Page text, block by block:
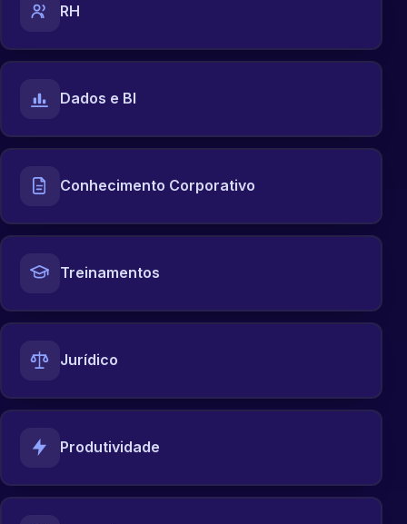
RH
Dados e BI
Conhecimento Corporativo
Treinamentos
Jurídico
Produtividade